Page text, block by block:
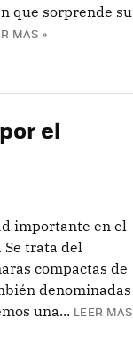
que sorprende su
MÁS »
el
importante en el
Se trata del
compactas de
denominadas
una... LEER MÁS